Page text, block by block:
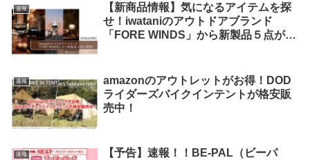
速報
【新商品情報】気になるアイテムを探
せ！iwataniのアウトドアブランド
「FORE WINDS」から新製品５点が発
速報
amazonのアウトレットがお得！DOD
ライダーズバイクインテントが格安販
売中！
速報
【予告】速報！！BE-PAL（ビーパ